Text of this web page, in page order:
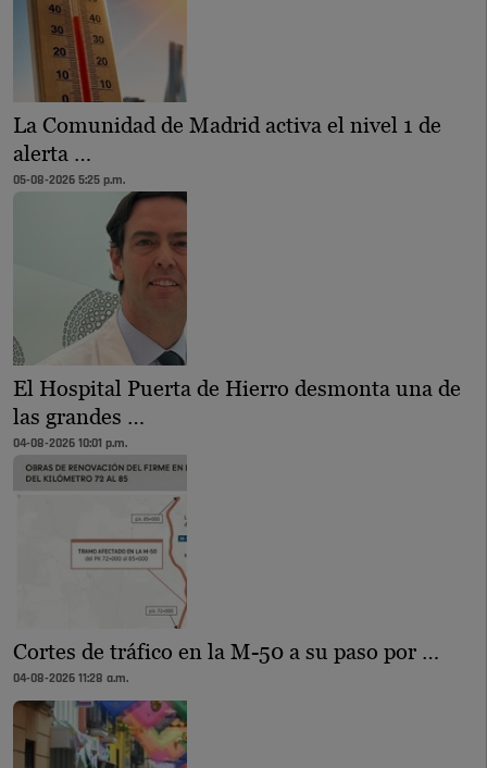
La Comunidad de Madrid activa el nivel 1 de
alerta …
05-08-2026 5:25 p.m.
El Hospital Puerta de Hierro desmonta una de
las grandes …
04-08-2026 10:01 p.m.
Cortes de tráfico en la M-50 a su paso por …
04-08-2026 11:28 a.m.